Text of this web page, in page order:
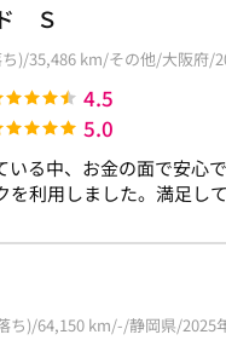
Ｓ
)/35,486 km/その他/大阪府/
4.5
5.0
いる中、お金の面で安心
を利用しました。満足して
ち)/64,150 km/-/静岡県/2025